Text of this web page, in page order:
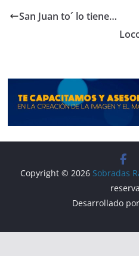
e
k
gr s
A
San Juan to´ lo tiene…
Copyright © 2026 Sobradas
Desarrollado por